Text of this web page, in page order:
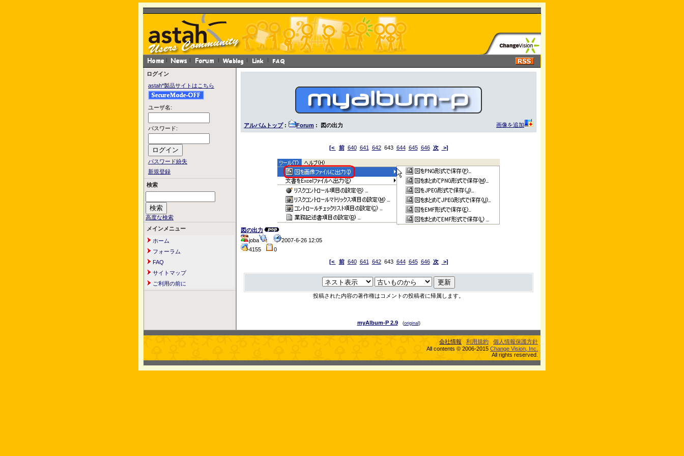
ログイン
astah*製品サイトはこちら
ユーザ名:
パスワード:
パスワード紛失
新規登録
検索
高度な検索
メインメニュー
ホーム
フォーラム
FAQ
サイトマップ
ご利用の前に
アルバムトップ: Forum : 図の出力 画像を追加
[< 前 640 641 642643 644 645 646 次 >]
図の出力
joba
2007-6-26 12:05
4155
0
[<
前 640 641 642643 644 645 646 次 >]
投稿された内容の著作権はコメントの投稿者に帰属します。
myAlbum-P 2.9 (original )
会社情報 利用規約
個人情報保護方針
All contents © 2006-2015 Change Vision, Inc.
All rights reserved.